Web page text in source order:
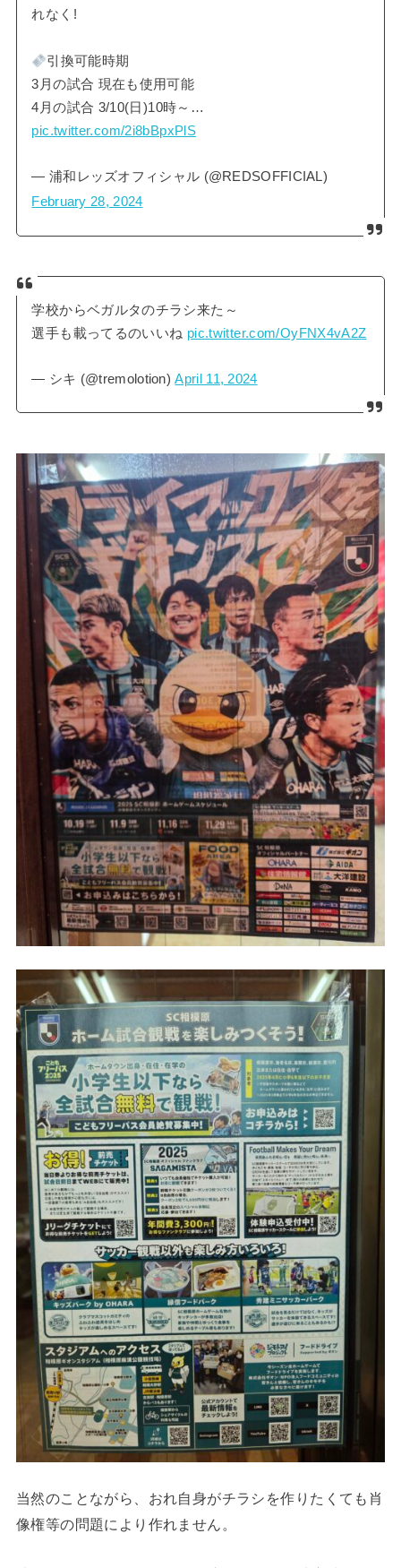
れなく!
引換可能時期
3月の試合 現在も使用可能
4月の試合 3/10(日)10時～…
pic.twitter.com/2i8bBpxPlS
— 浦和レッズオフィシャル (@REDSOFFICIAL)
February 28, 2024
学校からベガルタのチラシ来た～
選手も載ってるのいいね pic.twitter.com/OyFNX4vA2Z
— シキ (@tremolotion)April 11, 2024
当然のことながら、おれ自身がチラシを作りたくても肖
像権等の問題により作れません。